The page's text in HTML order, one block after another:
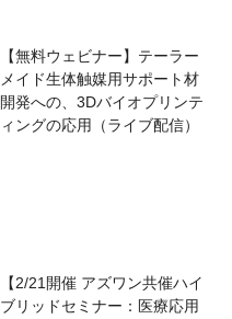
【無料ウェビナー】テーラー
メイド生体触媒用サポート材
開発への、3Dバイオプリンテ
ィングの応用（ライブ配信）
【2/21開催 アズワン共催ハイ
ブリッドセミナー：医療応用